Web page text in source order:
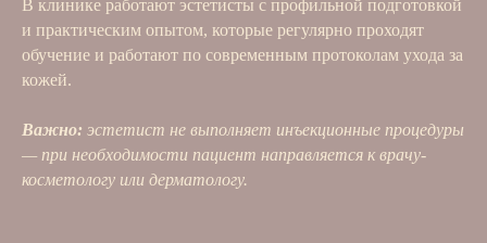
В клинике работают эстетисты с профильной подготовкой
и практическим опытом, которые регулярно проходят
обучение и работают по современным протоколам ухода за
кожей.
Важно: эстетист не выполняет инъекционные процедуры
— при необходимости пациент направляется к врачу-
косметологу или дерматологу.